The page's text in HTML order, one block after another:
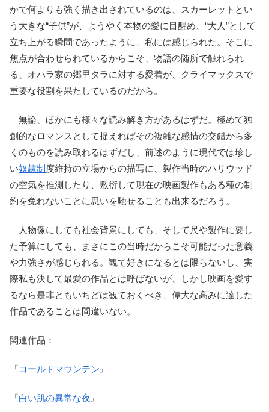
かで何よりも強く描き出されているのは、スカーレットとい
う大きな“子供”が、ようやく本物の愛に目醒め、“大人”として
立ち上がる瞬間であったように、私には感じられた。そこに
焦点が合わせられているからこそ、物語の随所で触れられ
る、オハラ家の郷里タラに対する愛着が、クライマックスで
重要な役割を果たしているのだから。
無論、ほかにも様々な読み解き方があるはずだ。極めて独
創的なロマンスとして捉えればその複雑な感情の交錯から多
くのものを読み取れるはずだし、前述のように現代では珍し
い奴隷制 度維持の立場からの描写に、製作当時のハリウッド
の空気を推測したり、敷衍して現在の映画製作もある種の制
約を免れないことに思いを馳せることも出来るだろう。
人物像にしても社会背景にしても、そして尺や製作に要し
た予算にしても、まさにこの当時だからこそ可能だった意義
や力強さが感じられる。観て好きになるとは限らないし、実
際私も決して最愛の作品とは呼ばないが、しかし映画を愛す
るなら是非ともいちどは観ておくべき、偉大な高みに達した
作品であることは間違いない。
関連作品：
『コールドマウンテン 』
『白い肌の異常な夜 』